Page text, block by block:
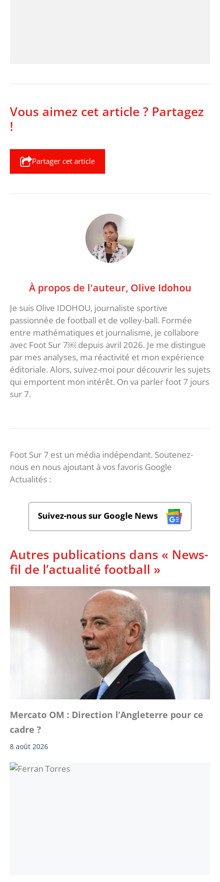
Vous aimez cet article ? Partagez
!
Partager cet article
À propos de l'auteur, Olive Idohou
Je suis Olive IDOHOU, journaliste sportive
passionnée de football et de volley-ball. Formée
entre mathématiques et journalisme, je collabore
avec Foot Sur 7￼ depuis avril 2026. Je me distingue
par mes analyses, ma réactivité et mon expérience
éditoriale. Alors, suivez-moi pour découvrir les sujets
qui emportent mon intérêt. On va parler foot 7 jours
sur 7.
Foot Sur 7 est un média indépendant. Soutenez-
nous en nous ajoutant à vos favoris Google
Actualités :
Suivez-nous sur Google News
Autres publications dans « News-
fil de l’actualité football »
Mercato OM : Direction l’Angleterre pour ce
cadre ?
8 août 2026